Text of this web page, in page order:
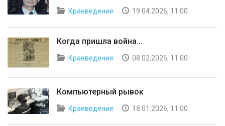
Краеведение 19.04.2026, 11:00
Когда пришла война...
Краеведение 08.02.2026, 11:00
Компьютерный рывок
Краеведение 18.01.2026, 11:00